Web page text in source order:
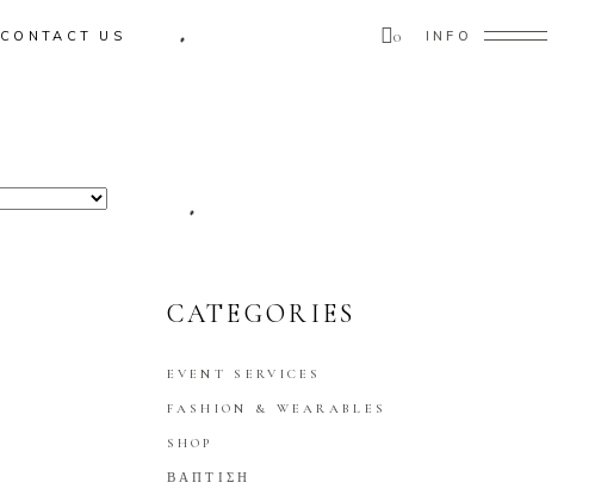
CONTACT US 0 INFO
CATEGORIES
EVENT SERVICES
FASHION & WEARABLES
SHOP
ΒΑΠΤΙΣΗ